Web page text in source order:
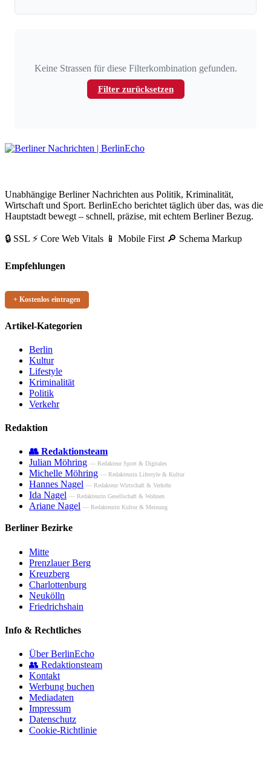
Keine Strassen für diese Filterkombination gefunden.
Filter zurücksetzen
Unabhängige Berliner Nachrichten aus Politik, Kriminalität,
Wirtschaft und Sport. BerlinEcho berichtet täglich über das, was die
Hauptstadt bewegt – schnell, präzise, mit echtem Berliner Bezug.
🔒 SSL ⚡ Core Web Vitals 📱 Mobile First 🔎 Schema Markup
Empfehlungen
+ Kostenlos eintragen
Artikel-Kategorien
Berlin
Kultur
Lifestyle
Kriminalität
Politik
Verkehr
Redaktion
👥 Redaktionsteam
Julian Möhring — Redakteur Sport & Digitales
Michelle Möhring — Redakteurin Lifestyle & Kultur
Hannes Nagel — Redakteur Wirtschaft & Verkehr
Ida Nagel — Redakteurin Gesellschaft & Wohnen
Ariane Nagel — Redakteurin Kultur & Meinung
Berliner Bezirke
Mitte
Prenzlauer Berg
Kreuzberg
Charlottenburg
Neukölln
Friedrichshain
Info & Rechtliches
Über BerlinEcho
👥 Redaktionsteam
Kontakt
Werbung buchen
Mediadaten
Impressum
Datenschutz
Cookie-Richtlinie